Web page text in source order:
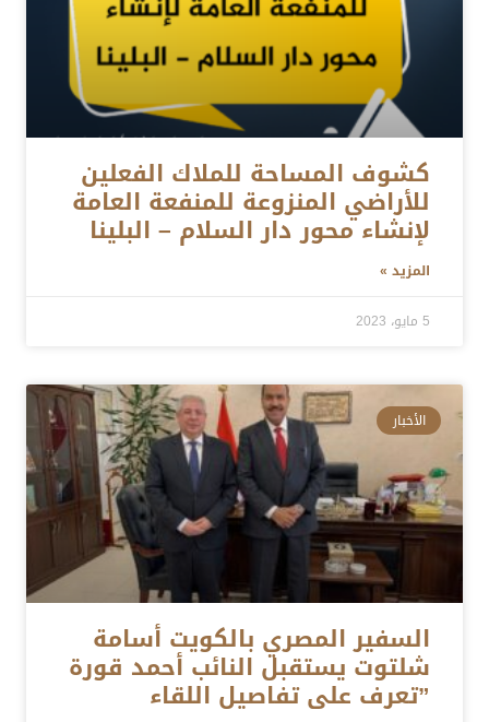
كشوف المساحة للملاك الفعلين
للأراضي المنزوعة للمنفعة العامة
لإنشاء محور دار السلام – البلينا
المزيد »
5 مايو، 2023
الأخبار
السفير المصري بالكويت أسامة
شلتوت يستقبل النائب أحمد قورة
”تعرف على تفاصيل اللقاء